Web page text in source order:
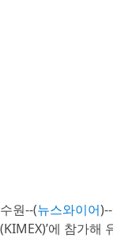
수원--(뉴스와이어
(KIMEX)’에 참가해